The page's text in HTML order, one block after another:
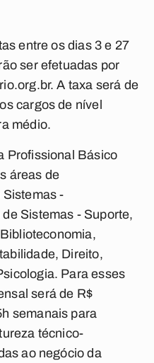
entre os dias 3 e 27
ser efetuadas por
A taxa será de
cargos de nível
médio.
Profissional Básico
áreas de
-
Sistemas - Suporte,
Direito,
Para esses
será de R$
semanais para
técnico-
ao negócio da